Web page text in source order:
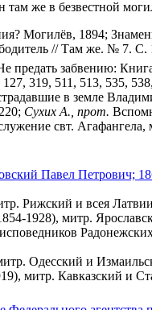
же в безвестной
Могилёв, 1894;
// Там же. № 7. С.
предать забвению:
319, 511, 513, 535,
в земле
Сухих А., прот.
свт.
Павел Петрович;
Рижский и всея
1928), митр.
Одесский и
митр. Кавказский и